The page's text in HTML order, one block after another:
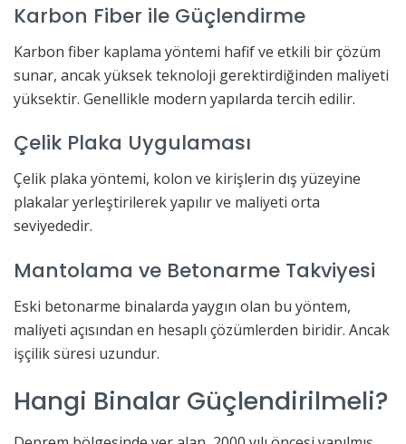
Karbon Fiber ile Güçlendirme
Karbon fiber kaplama yöntemi hafif ve etkili bir çözüm
sunar, ancak yüksek teknoloji gerektirdiğinden maliyeti
yüksektir. Genellikle modern yapılarda tercih edilir.
Çelik Plaka Uygulaması
Çelik plaka yöntemi, kolon ve kirişlerin dış yüzeyine
plakalar yerleştirilerek yapılır ve maliyeti orta
seviyededir.
Mantolama ve Betonarme Takviyesi
Eski betonarme binalarda yaygın olan bu yöntem,
maliyeti açısından en hesaplı çözümlerden biridir. Ancak
işçilik süresi uzundur.
Hangi Binalar Güçlendirilmeli?